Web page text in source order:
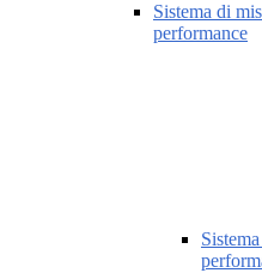
Sistema di
performance